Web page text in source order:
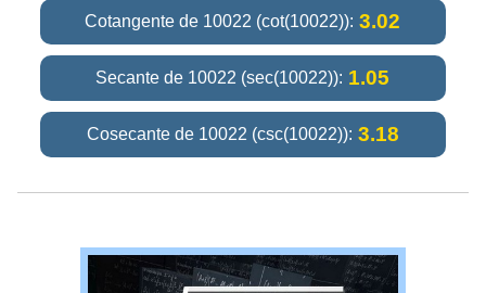
Cotangente de 10022 (cot(10022)): 3.02
Secante de 10022 (sec(10022)): 1.05
Cosecante de 10022 (csc(10022)): 3.18